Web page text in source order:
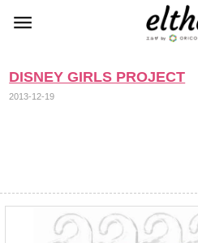
DISNEY GIRLS PROJECT
2013-12-19